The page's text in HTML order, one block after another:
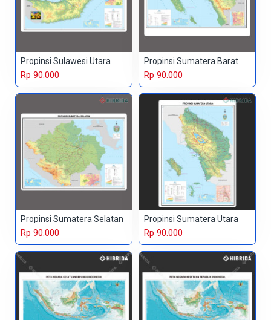
Propinsi Sulawesi Utara
Rp 90.000
Propinsi Sumatera Barat
Rp 90.000
Propinsi Sumatera Selatan
Rp 90.000
Propinsi Sumatera Utara
Rp 90.000